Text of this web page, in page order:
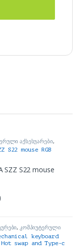
აქსესუარები,
S22 mouse RGB
,კომპიუტერული
keyboard
swap and Type-c